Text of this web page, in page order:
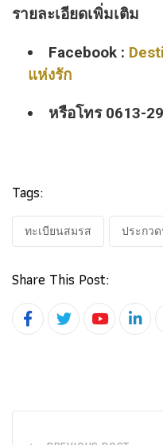
รายละเอียดเพิ่มเติม
Facebook​ :
แห่งรัก
หรือโทร 0613-
Tags:
ทะเบียนสมรส ประกว
Share This Post:
Youtube